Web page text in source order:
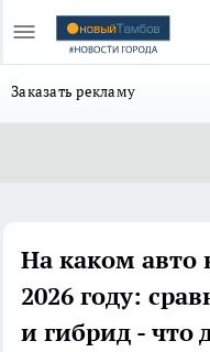
Заказать рекламу
На каком авто
2026 году:
и гибрид - что